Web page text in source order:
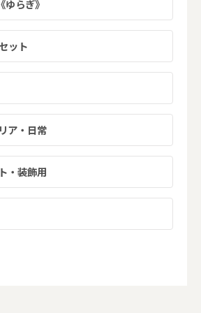
キャンドルホルダー・キャンドルラ
ンタン
ゆらぎ》
ット
ア・日常
・装飾用